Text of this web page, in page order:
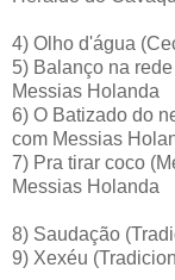
4) Olho d'água
5) Balanço na
Messias Holanda
6) O Batizado do
com Messias
7) Pra tirar coco
Messias Holanda
8) Saudação
9) Xexéu